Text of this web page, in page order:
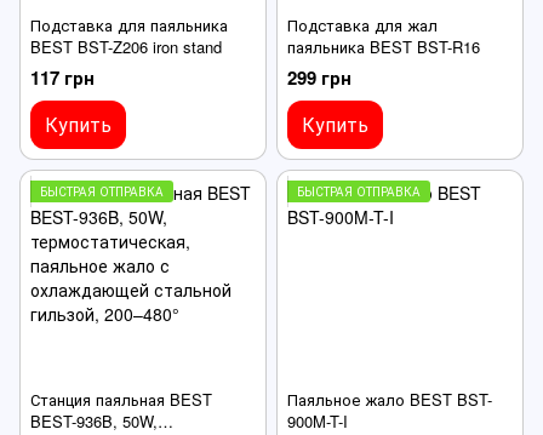
Подставка для паяльника
BEST BST-Z206 iron stand
117 грн
Купить
Подставка для жал
паяльника BEST BST-R16
299 грн
Купить
БЫСТРАЯ ОТПРАВКА
Станция паяльная BEST
BEST-936B, 50W,
БЫСТРАЯ ОТПРАВКА
Паяльное жало BEST BST-
900M-T-I